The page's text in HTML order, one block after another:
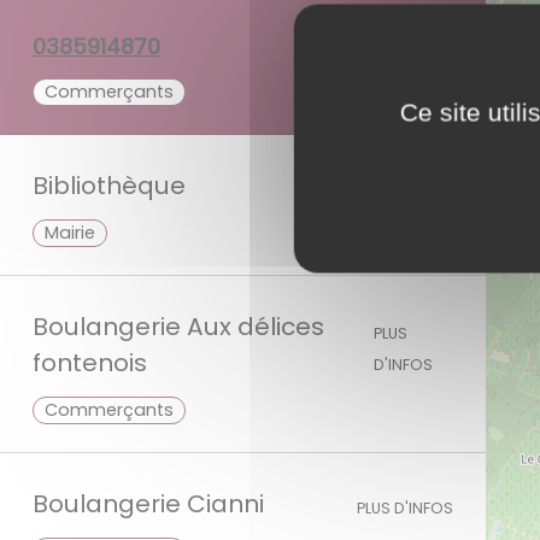
0784195830
Commerçants
Bibliothèque
mairie
Boulangerie Aux délices
fontenois
PLUS
D'INFOS
Commerçants
Boulangerie Cianni PLUS D'INFOS
Ce site